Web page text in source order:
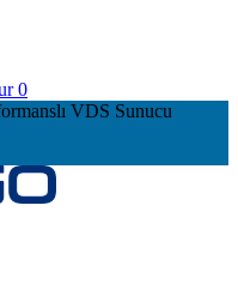
0
VDS Sunucu